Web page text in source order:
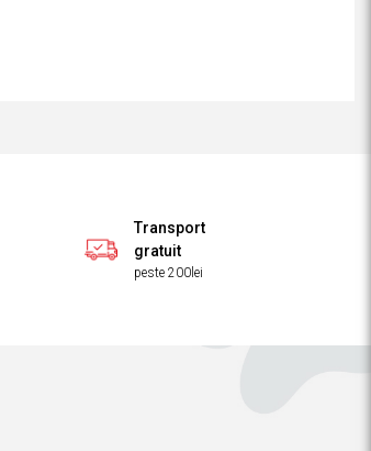
Transport
gratuit
peste 200lei